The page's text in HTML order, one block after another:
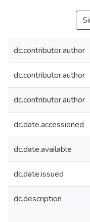
dc.contributor.author
dc.contributor.author
dc.contributor.author
dc.date.accessioned
dc.date.available
dc.date.issued
dc.description